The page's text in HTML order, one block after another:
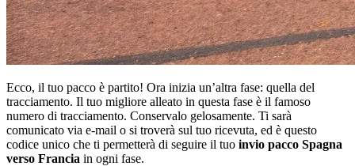
Ecco, il tuo pacco è partito! Ora inizia un’altra fase: quella del
tracciamento. Il tuo migliore alleato in questa fase è il famoso
numero di tracciamento. Conservalo gelosamente. Ti sarà
comunicato via e-mail o si troverà sul tuo ricevuta, ed è questo
codice unico che ti permetterà di seguire il tuo invio pacco Spagna
verso Francia in ogni fase.